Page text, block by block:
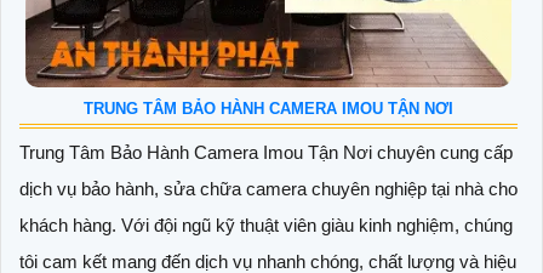
TRUNG TÂM BẢO HÀNH CAMERA IMOU TẬN NƠI
Trung Tâm Bảo Hành Camera Imou Tận Nơi chuyên cung cấp
dịch vụ bảo hành, sửa chữa camera chuyên nghiệp tại nhà cho
khách hàng. Với đội ngũ kỹ thuật viên giàu kinh nghiệm, chúng
tôi cam kết mang đến dịch vụ nhanh chóng, chất lượng và hiệu